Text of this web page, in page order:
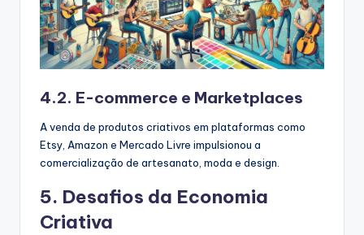
4.2. E-commerce e Marketplaces
A venda de produtos criativos em plataformas como
Etsy, Amazon e Mercado Livre impulsionou a
comercialização de artesanato, moda e design.
5. Desafios da Economia
Criativa